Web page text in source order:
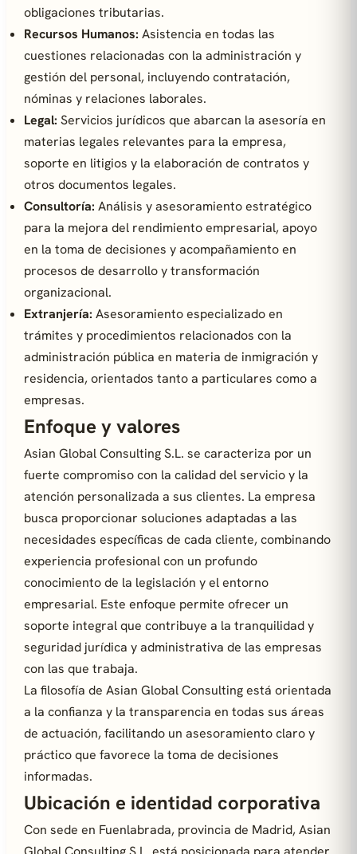
obligaciones tributarias.
Recursos Humanos: Asistencia en todas las
cuestiones relacionadas con la administración y
gestión del personal, incluyendo contratación,
nóminas y relaciones laborales.
Legal: Servicios jurídicos que abarcan la asesoría en
materias legales relevantes para la empresa,
soporte en litigios y la elaboración de contratos y
otros documentos legales.
Consultoría: Análisis y asesoramiento estratégico
para la mejora del rendimiento empresarial, apoyo
en la toma de decisiones y acompañamiento en
procesos de desarrollo y transformación
organizacional.
Extranjería: Asesoramiento especializado en
trámites y procedimientos relacionados con la
administración pública en materia de inmigración y
residencia, orientados tanto a particulares como a
empresas.
Enfoque y valores
Asian Global Consulting S.L. se caracteriza por un
fuerte compromiso con la calidad del servicio y la
atención personalizada a sus clientes. La empresa
busca proporcionar soluciones adaptadas a las
necesidades específicas de cada cliente, combinando
experiencia profesional con un profundo
conocimiento de la legislación y el entorno
empresarial. Este enfoque permite ofrecer un
soporte integral que contribuye a la tranquilidad y
seguridad jurídica y administrativa de las empresas
con las que trabaja.
La filosofía de Asian Global Consulting está orientada
a la confianza y la transparencia en todas sus áreas
de actuación, facilitando un asesoramiento claro y
práctico que favorece la toma de decisiones
informadas.
Ubicación e identidad corporativa
Con sede en Fuenlabrada, provincia de Madrid, Asian